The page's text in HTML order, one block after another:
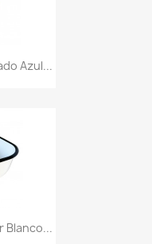
Azul...
Blanco...